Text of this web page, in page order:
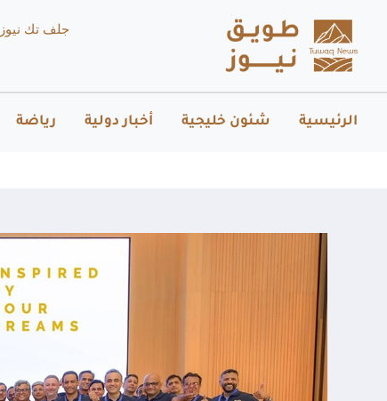
جلف تك نيوز
الرئيسية شئون خليجية أخبار دولية رياضة